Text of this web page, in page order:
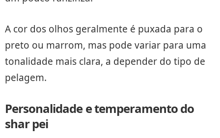
A cor dos olhos geralmente é puxada para o
preto ou marrom, mas pode variar para uma
tonalidade mais clara, a depender do tipo de
pelagem.
Personalidade e temperamento do
shar pei